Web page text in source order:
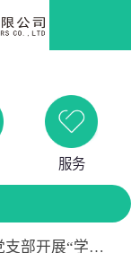
服务
华西金控第一党支部开展“学党史 知党情 做合格党员”主题教育工作会